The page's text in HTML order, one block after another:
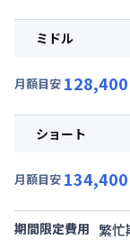
月額賃料目安(30日
光熱費他 : 24,000
その他費用 :
ミドル
月額目安 128,400
月額賃料目安(30日
光熱費他 : 24,000
その他費用 :
ショート
月額目安 134,400
月額賃料目安(30
期間限定費用 繁忙